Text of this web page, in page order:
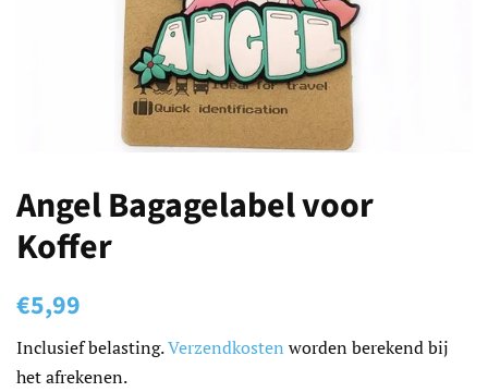
Angel Bagagelabel voor
Koffer
Normale
€5,99
Inclusief belasting.Verzendkosten worden berekend bij
het afrekenen.